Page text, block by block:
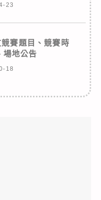
23
賽題目、競賽時
場地公告
18